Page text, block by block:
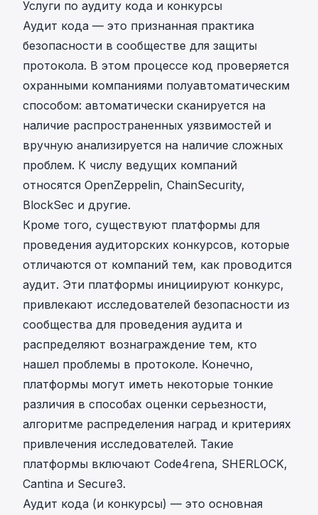
Услуги по аудиту кода и конкурсы
Аудит кода — это признанная практика
безопасности в сообществе для защиты
протокола. В этом процессе код проверяется
охранными компаниями полуавтоматическим
способом: автоматически сканируется на
наличие распространенных уязвимостей и
вручную анализируется на наличие сложных
проблем. К числу ведущих компаний
относятся OpenZeppelin, ChainSecurity,
BlockSec и другие.
Кроме того, существуют платформы для
проведения аудиторских конкурсов, которые
отличаются от компаний тем, как проводится
аудит. Эти платформы инициируют конкурс,
привлекают исследователей безопасности из
сообщества для проведения аудита и
распределяют вознаграждение тем, кто
нашел проблемы в протоколе. Конечно,
платформы могут иметь некоторые тонкие
различия в способах оценки серьезности,
алгоритме распределения наград и критериях
привлечения исследователей. Такие
платформы включают Code4rena, SHERLOCK,
Cantina и Secure3.
Аудит кода (и конкурсы) — это основная